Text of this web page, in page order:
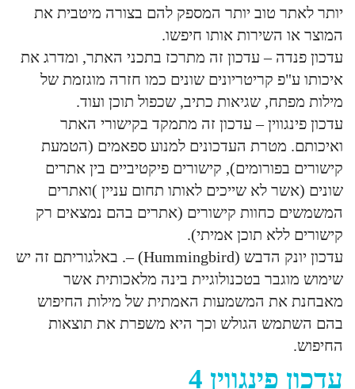
יותר לאתר טוב יותר המספק להם בצורה מיטבית את
המוצר או השירות אותו חיפשו.
עדכון פנדה – עדכון זה מתרכז בתכני האתר, ומדרג את
איכותו ע"פ קריטריונים שונים כמו חזרה מוגזמת של
מילות מפתח, שגיאות כתיב, שכפול תוכן ועוד.
עדכון פינגווין – עדכון זה מתמקד בקישורי האתר
ואיכותם. מטרת העדכונים למנוע ספאמים (הטמעת
קישורים בפורומים), קישורים פיקטיביים בין אתרים
שונים (אשר לא שייכים לאותו תחום עניין )ואתרים
המשמשים כחוות קישורים (אתרים בהם נמצאים רק
קישורים ללא תוכן אמיתי).
עדכון יונק הדבש (Hummingbird) –. באלגוריתם זה יש
שימוש מוגבר בטכנולוגיית בינה מלאכותית אשר
מאבחנת את המשמעות האמתית של מילות החיפוש
בהם השתמש הגולש וכך היא משפרת את תוצאות
החיפוש.
עדכון פינגווין 4